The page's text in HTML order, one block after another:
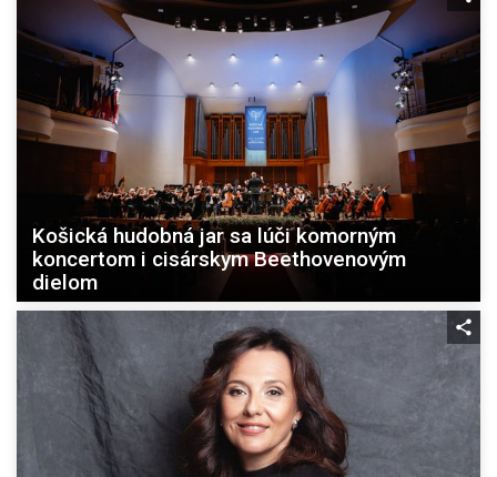
Košická hudobná jar sa lúči komorným
koncertom i cisárskym Beethovenovým
dielom